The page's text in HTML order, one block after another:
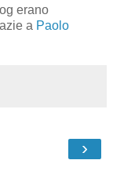
erano
a Paolo
›